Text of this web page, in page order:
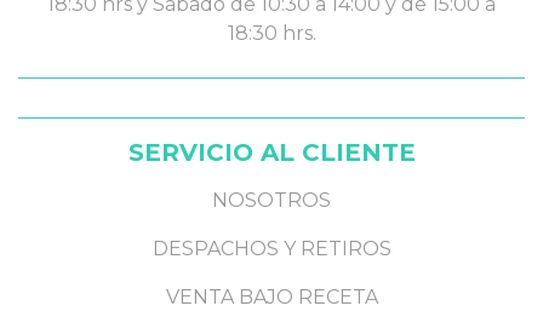
18:30 hrs.
SERVICIO AL CLIENTE
NOSOTROS
DESPACHOS Y RETIROS
VENTA BAJO RECETA